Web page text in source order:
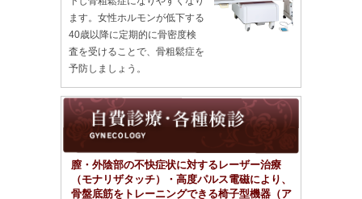
ます。女性ホルモンが低下する
40歳以降に定期的に骨密度検
査を受けることで、骨粗鬆症を
予防しましょう。
膣・外陰部の不快症状に対するレーザー治療
（モナリザタッチ）・高度パルス電磁により、
骨盤底筋をトレーニングできる椅子型機器（ア